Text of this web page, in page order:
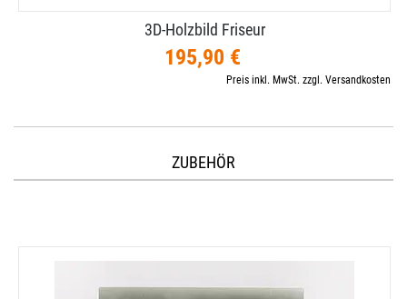
3D-​Holzbild Friseur
195,90 €
Preis inkl. MwSt. zzgl. Versandkosten
ZUBEHÖR